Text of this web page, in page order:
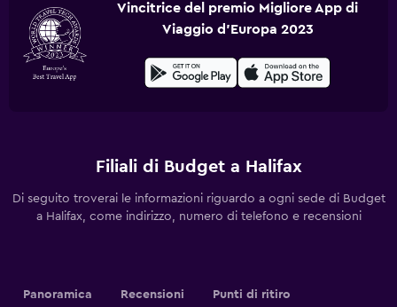
Vincitrice del premio Migliore App di
Viaggio d'Europa 2023
Filiali di Budget a Halifax
Di seguito troverai le informazioni riguardo a ogni sede di Budget
a Halifax, come indirizzo, numero di telefono e recensioni
Panoramica Recensioni Punti di ritiro